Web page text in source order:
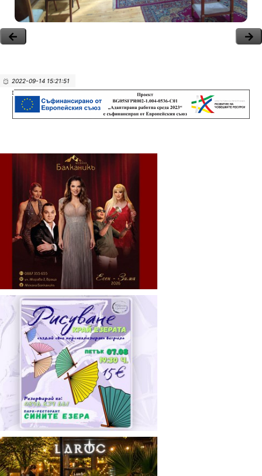
2022-09-14 15:21:51